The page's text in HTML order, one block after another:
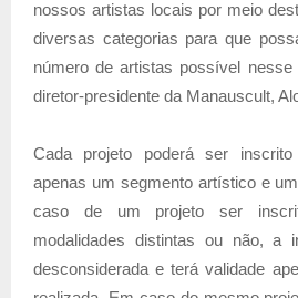
nossos artistas locais por meio
diversas categorias para que
número de artistas possível
diretor-presidente da Manauscult,
Cada projeto poderá ser
apenas um segmento artístico e
caso de um projeto ser
modalidades distintas ou não, a
desconsiderada e terá validade